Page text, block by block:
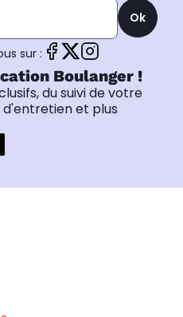
Ok
sur :
Boulanger !
du suivi de votre
et plus